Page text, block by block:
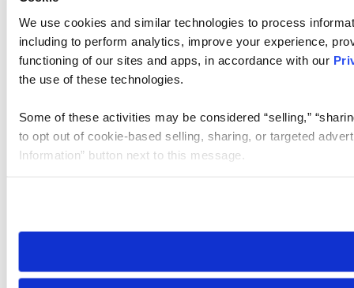
We use cookies and similar technologies to process
including to perform analytics, improve your experience,
functioning of our sites and apps, in accordance with our
the use of these technologies.
Some of these activities may be considered “selling,”
to opt out of cookie-based selling, sharing, or targeted
Information” button next to this message.
need to be set again.